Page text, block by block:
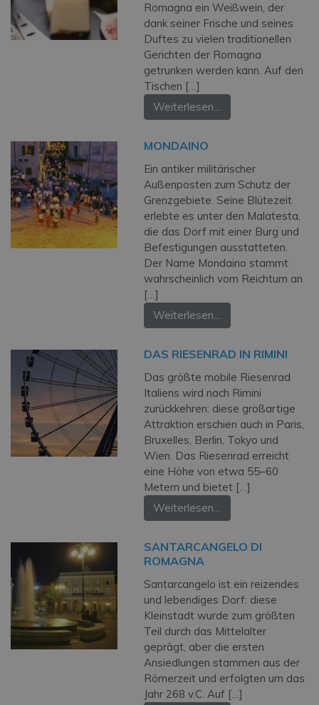
Romagna ein Weißwein, der
dank seiner Frische und seines
Duftes zu vielen traditionellen
Gerichten der Romagna
getrunken werden kann. Auf den
Tischen […]
Weiterlesen…
MONDAINO
Ein antiker militärischer
Außenposten zum Schutz der
Grenzgebiete. Seine Blütezeit
erlebte es unter den Malatesta,
die das Dorf mit einer Burg und
Befestigungen ausstatteten.
Der Name Mondaino stammt
wahrscheinlich vom Reichtum an
[…]
Weiterlesen…
DAS RIESENRAD IN RIMINI
Das größte mobile Riesenrad
Italiens wird nach Rimini
zurückkehren: diese großartige
Attraktion erschien auch in Paris,
Bruxelles, Berlin, Tokyo und
Wien. Das Riesenrad erreicht
eine Höhe von etwa 55–60
Metern und bietet […]
Weiterlesen…
SANTARCANGELO DI
ROMAGNA
Santarcangelo ist ein reizendes
und lebendiges Dorf: diese
Kleinstadt wurde zum größten
Teil durch das Mittelalter
geprägt, aber die ersten
Ansiedlungen stammen aus der
Römerzeit und erfolgten um das
Jahr 268 v.C. Auf […]